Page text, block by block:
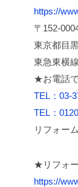
https://
〒152-
東京都目
東急東横
★お電話
TEL：03-
TEL：
リフォー
★リフォ
https://